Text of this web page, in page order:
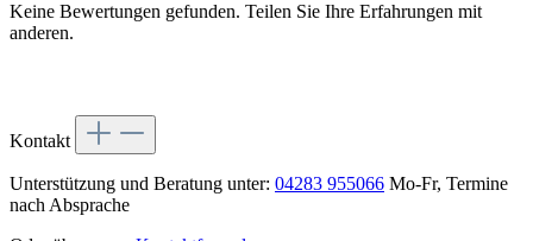
Keine Bewertungen gefunden. Teilen Sie Ihre Erfahrungen mit
anderen.
Kontakt
Unterstützung und Beratung unter: 04283 955066 Mo-Fr, Termine
nach Absprache